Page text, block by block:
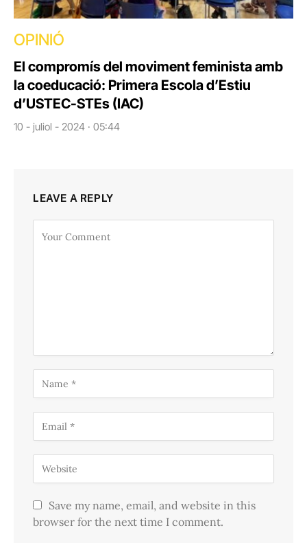
OPINIÓ
El compromís del moviment feminista amb
la coeducació: Primera Escola d’Estiu
d’USTEC-STEs (IAC)
10 - juliol - 2024 · 05:44
LEAVE A REPLY
Save my name, email, and website in this
browser for the next time I comment.